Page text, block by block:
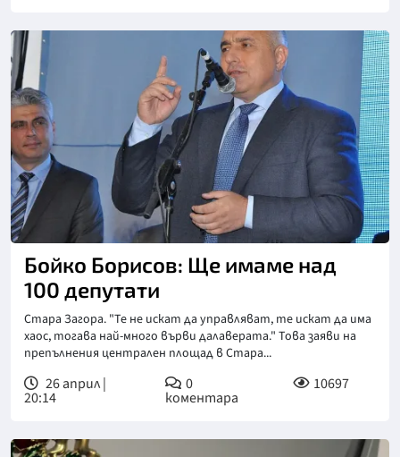
Бойко Борисов: Ще имаме над
100 депутати
Стара Загора. "Те не искат да управляват, те искат да има
хаос, тогава най-много върви далаверата." Това заяви на
препълнения централен площад в Стара...
26 април |
20:14
0
коментара
10697